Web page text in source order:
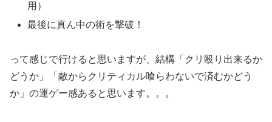
用）
最後に真ん中の術を撃破！
って感じで行けると思いますが、結構「クリ殴り出来るか
どうか」「敵からクリティカル喰らわないで済むかどう
か」の運ゲー感あると思います。。。